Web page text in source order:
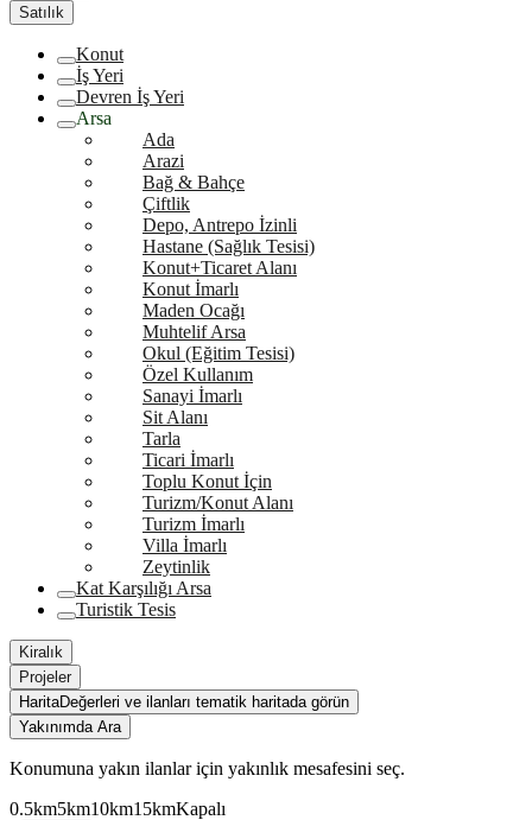
Satılık
Konut
İş Yeri
Devren İş Yeri
Arsa
Ada
Arazi
Bağ & Bahçe
Çiftlik
Depo, Antrepo İzinli
Hastane (Sağlık Tesisi)
Konut+Ticaret Alanı
Konut İmarlı
Maden Ocağı
Muhtelif Arsa
Okul (Eğitim Tesisi)
Özel Kullanım
Sanayi İmarlı
Sit Alanı
Tarla
Ticari İmarlı
Toplu Konut İçin
Turizm/Konut Alanı
Turizm İmarlı
Villa İmarlı
Zeytinlik
Kat Karşılığı Arsa
Turistik Tesis
Kiralık
Projeler
HaritaDeğerleri ve ilanları tematik haritada görün
Yakınımda Ara
Konumuna yakın ilanlar için yakınlık mesafesini seç.
0.5km5km10km15kmKapalı